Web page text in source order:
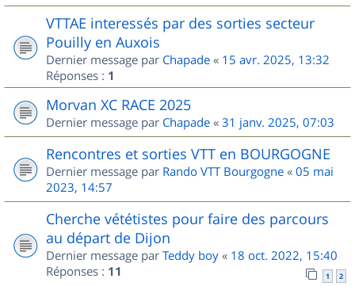
VTTAE interessés par des sorties secteur
Pouilly en Auxois
Dernier message par Chapade « 15 avr. 2025, 13:32
Réponses : 1
Morvan XC RACE 2025
Dernier message par Chapade « 31 janv. 2025, 07:03
Rencontres et sorties VTT en BOURGOGNE
Dernier message par Rando VTT Bourgogne « 05 mai
2023, 14:57
Cherche vététistes pour faire des parcours
au départ de Dijon
Dernier message par Teddy boy « 18 oct. 2022, 15:40
Réponses : 11 1 2